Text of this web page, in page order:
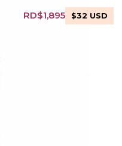
RD$1,895 $32 USD